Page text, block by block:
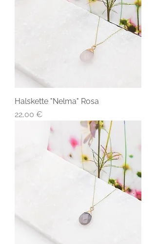
Halskette "Nelma" Rosa
Preis
22,00 €